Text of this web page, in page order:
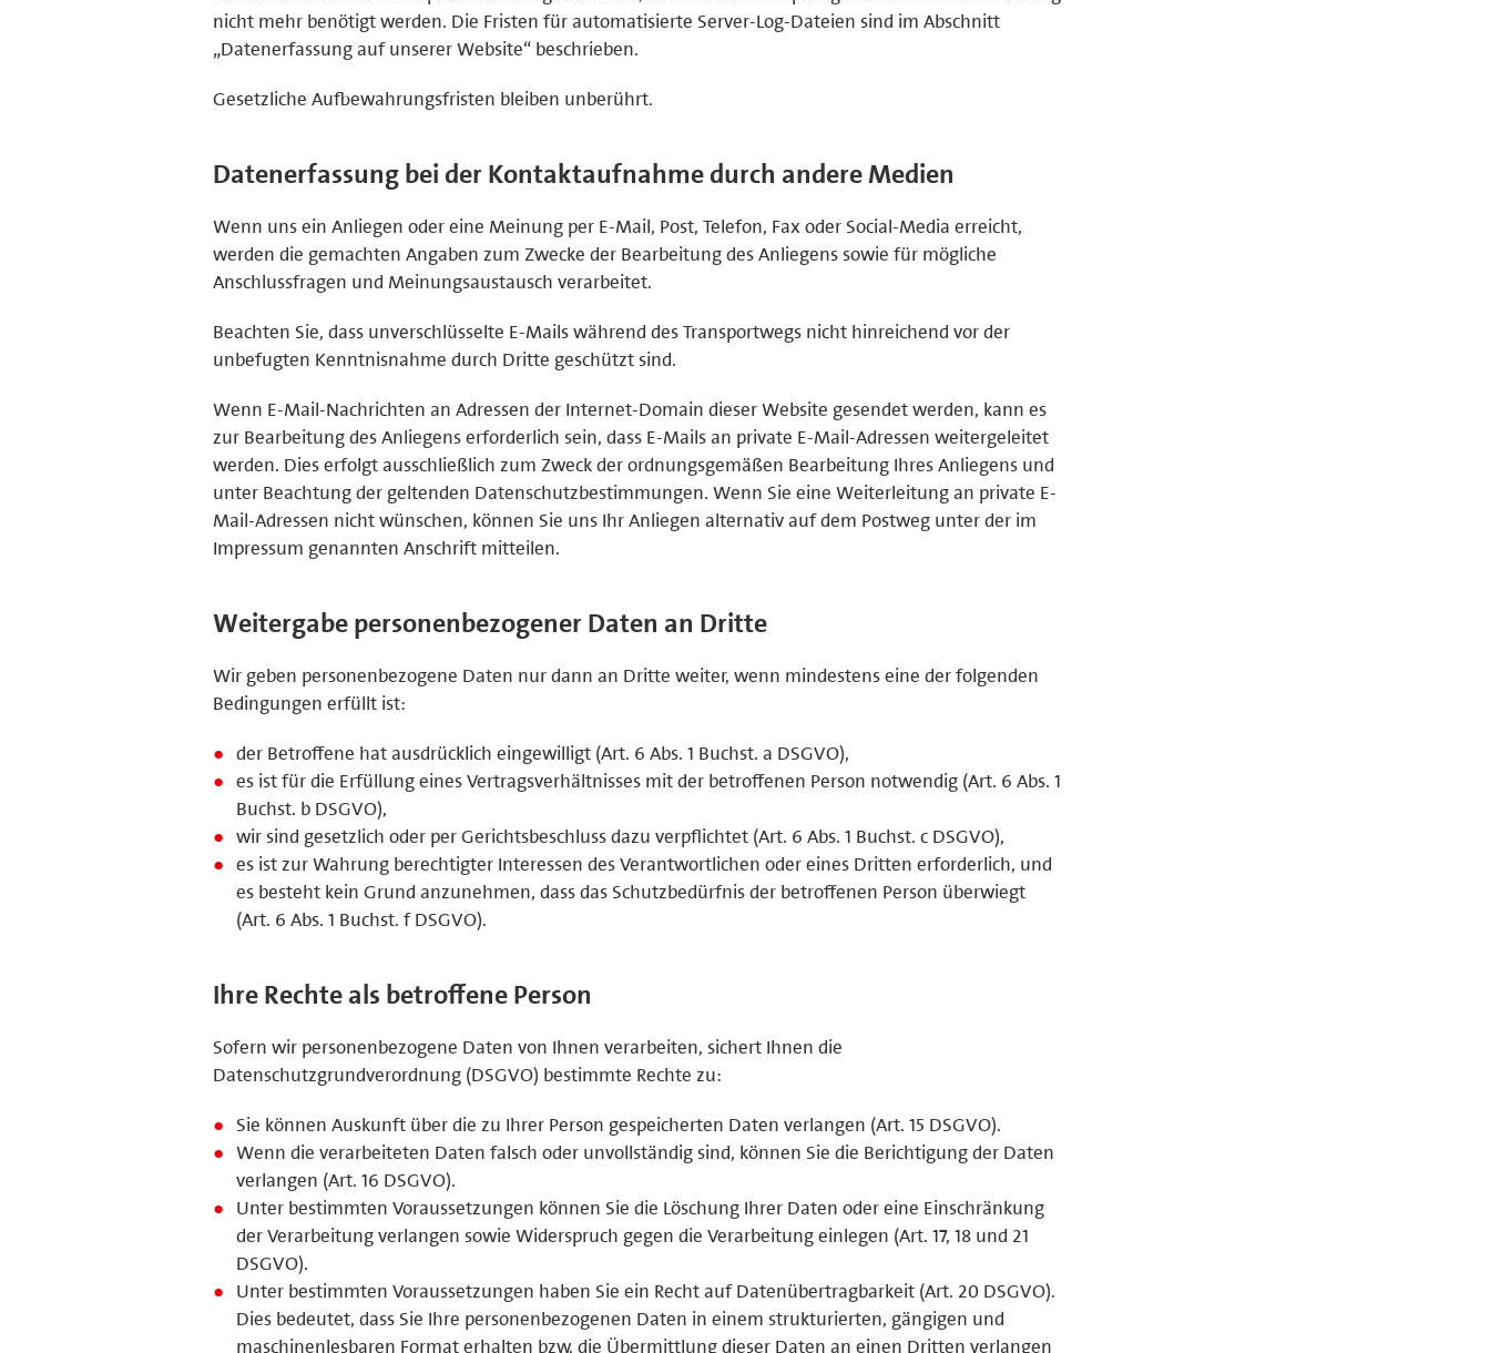
nicht mehr benötigt werden. Die Fristen für automatisierte Server-Log-Dateien sind im Abschnitt
„Datenerfassung auf unserer Website“ beschrieben.
Gesetzliche Aufbewahrungsfristen bleiben unberührt.
Datenerfassung bei der Kontaktaufnahme durch andere Medien
Wenn uns ein Anliegen oder eine Meinung per E-Mail, Post, Telefon, Fax oder Social-Media erreicht,
werden die gemachten Angaben zum Zwecke der Bearbeitung des Anliegens sowie für mögliche
Anschlussfragen und Meinungsaustausch verarbeitet.
Beachten Sie, dass unverschlüsselte E-Mails während des Transportwegs nicht hinreichend vor der
unbefugten Kenntnisnahme durch Dritte geschützt sind.
Wenn E-Mail-Nachrichten an Adressen der Internet-Domain dieser Website gesendet werden, kann es
zur Bearbeitung des Anliegens erforderlich sein, dass E-Mails an private E-Mail-Adressen weitergeleitet
werden. Dies erfolgt ausschließlich zum Zweck der ordnungsgemäßen Bearbeitung Ihres Anliegens und
unter Beachtung der geltenden Datenschutzbestimmungen. Wenn Sie eine Weiterleitung an private E-
Mail-Adressen nicht wünschen, können Sie uns Ihr Anliegen alternativ auf dem Postweg unter der im
Impressum genannten Anschrift mitteilen.
Weitergabe personenbezogener Daten an Dritte
Wir geben personenbezogene Daten nur dann an Dritte weiter, wenn mindestens eine der folgenden
Bedingungen erfüllt ist:
der Betroffene hat ausdrücklich eingewilligt (Art. 6 Abs. 1 Buchst. a DSGVO),
es ist für die Erfüllung eines Vertragsverhältnisses mit der betroffenen Person notwendig (Art. 6 Abs. 1
Buchst. b DSGVO),
wir sind gesetzlich oder per Gerichtsbeschluss dazu verpflichtet (Art. 6 Abs. 1 Buchst. c DSGVO),
es ist zur Wahrung berechtigter Interessen des Verantwortlichen oder eines Dritten erforderlich, und
es besteht kein Grund anzunehmen, dass das Schutzbedürfnis der betroffenen Person überwiegt
(Art. 6 Abs. 1 Buchst. f DSGVO).
Ihre Rechte als betroffene Person
Sofern wir personenbezogene Daten von Ihnen verarbeiten, sichert Ihnen die
Datenschutzgrundverordnung (DSGVO) bestimmte Rechte zu:
Sie können Auskunft über die zu Ihrer Person gespeicherten Daten verlangen (Art. 15 DSGVO).
Wenn die verarbeiteten Daten falsch oder unvollständig sind, können Sie die Berichtigung der Daten
verlangen (Art. 16 DSGVO).
Unter bestimmten Voraussetzungen können Sie die Löschung Ihrer Daten oder eine Einschränkung
der Verarbeitung verlangen sowie Widerspruch gegen die Verarbeitung einlegen (Art. 17, 18 und 21
DSGVO).
Unter bestimmten Voraussetzungen haben Sie ein Recht auf Datenübertragbarkeit (Art. 20 DSGVO).
Dies bedeutet, dass Sie Ihre personenbezogenen Daten in einem strukturierten, gängigen und
maschinenlesbaren Format erhalten bzw. die Übermittlung dieser Daten an einen Dritten verlangen